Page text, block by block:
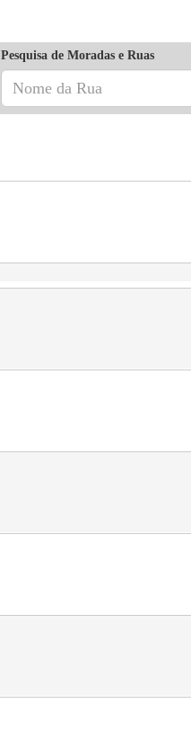
Pesquisa de Moradas e Ruas